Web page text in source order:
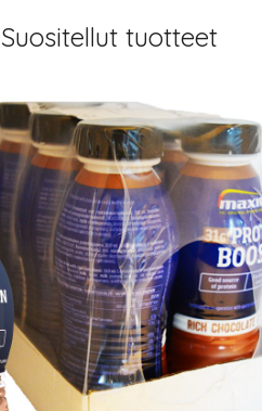
Suositellut tuotteet